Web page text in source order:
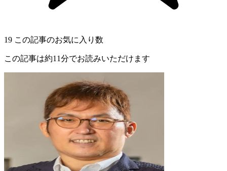
19 この記事のお気に入り数
この記事は約11分でお読みいただけます